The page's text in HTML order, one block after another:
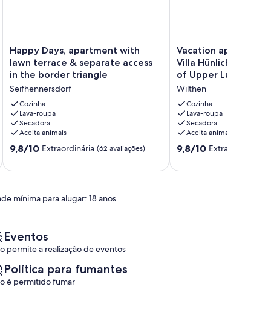
Happy
Days,
apartment
lawn
terrace
&
separate
access
in
border
Happy Days, apartment with
lawn terrace & separate access
in the border triangle
Seifhennersdorf
Cozinha
Lava-roupa
Secadora
Aceita animais
9.8
10,
avaliações)
9,8/10 Extraordinária (62 avaliações)
Vacation
apartment
"Fritz"
the
Villa
Hünlich
with
a
rondel
of
Vacation apartment
Villa Hünlich with a
of Upper Lusatia
Wilthen
Cozinha
Lava-roupa
Secadora
Aceita animais
9.8
10,
9,8/10 Extraordinária
mínima para alugar: 18 anos
Eventos
permite a realização de eventos
Política para fumantes
é permitido fumar